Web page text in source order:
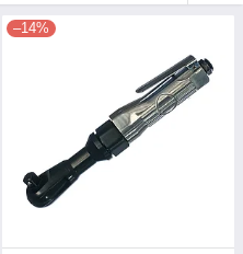
–14%